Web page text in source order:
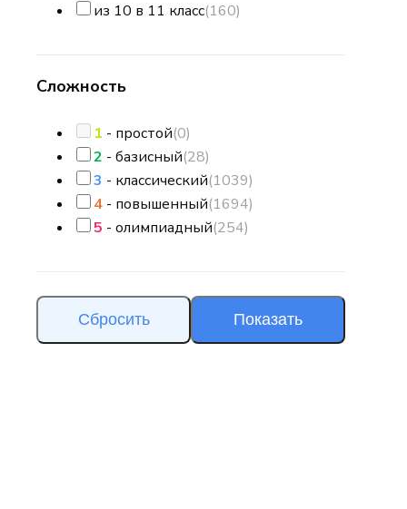
из 10 в 11 класс(160)
Сложность
1 - простой(0)
2 - базисный(28)
3 - классический(1039)
4 - повышенный(1694)
5 - олимпиадный(254)
Сбросить Показать